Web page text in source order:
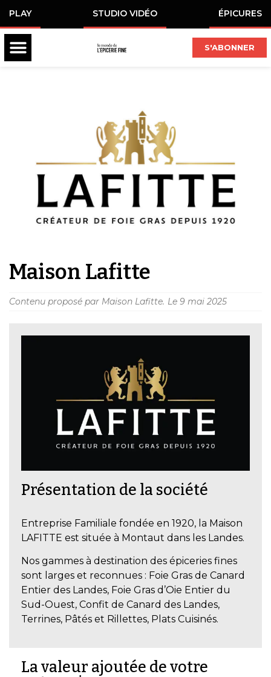
PLAY STUDIO VIDÉO ÉPICURES
S'ABONNER
Maison Lafitte
Contenu proposé par Maison Lafitte. Le 9 mai 2025
Présentation de la société
Entreprise Familiale fondée en 1920, la Maison
LAFITTE est située à Montaut dans les Landes.
Nos gammes à destination des épiceries fines
sont larges et reconnues : Foie Gras de Canard
Entier des Landes, Foie Gras d’Oie Entier du
Sud-Ouest, Confit de Canard des Landes,
Terrines, Pâtés et Rillettes, Plats Cuisinés.
La valeur ajoutée de votre